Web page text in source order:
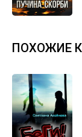
ПОХОЖИЕ